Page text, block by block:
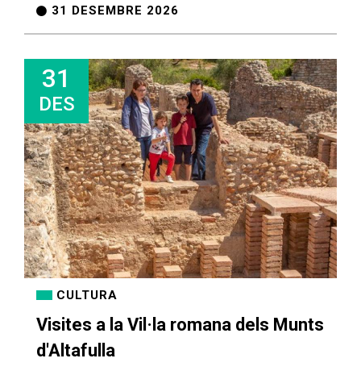
31 DESEMBRE 2026
31
DES
CULTURA
Visites a la Vil·la romana dels Munts
d'Altafulla